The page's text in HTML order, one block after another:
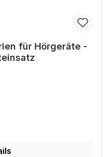
für Hörgeräte -